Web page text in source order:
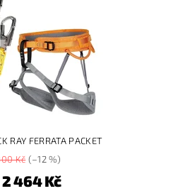
RAY FERRATA PACKET
Kč(–12 %)
2 464 Kč